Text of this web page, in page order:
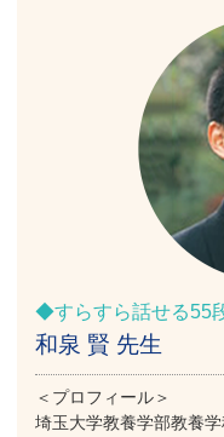
◆すらすら話せる55
和泉 賢 先生
＜プロフィール＞
埼玉大学教養学部教養